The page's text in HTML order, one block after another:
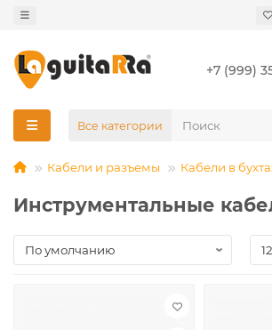
+7 (999)
Все категории
Кабели и разъемы Кабели в
Инструментальные